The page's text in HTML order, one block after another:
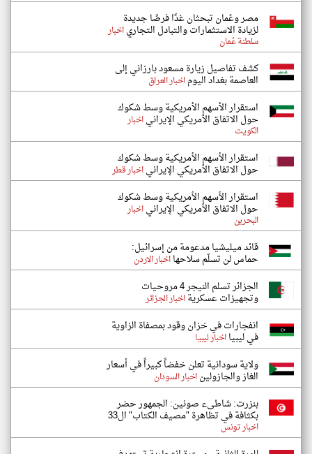
مصر وعُمان تبحثان غدًا فرصًا جديدة
لزيادة الاستثمارات والتبادل التجارياخبار
سلطنة عُمان
كشف تفاصيل زيارة مسعود بارزاني إلى
العاصمة بغداد اليوماخبار العراق
استقرار الأسهم الأمريكية وسط شكوك
حول الاتفاق الأمريكي الإيرانياخبار
الكويت
استقرار الأسهم الأمريكية وسط شكوك
حول الاتفاق الأمريكي الإيرانياخبار قطر
استقرار الأسهم الأمريكية وسط شكوك
حول الاتفاق الأمريكي الإيرانياخبار
البحرين
قائد ميليشيا مدعومة من إسرائيل:
حماس لن تسلّم سلاحهااخبار الاردن
الجزائر تسلم النيجر 4 مروحيات
وتجهيزات عسكريةاخبار الجزائر
انفجارات في خزان وقود بمصفاة الزاوية
في ليبيااخبار ليبيا
ولاية سودانية تعلن خفضاً كبيراً في أسعار
الغاز والجازوليناخبار السودان
بنزرت: شاطىء صونين: الجمهور حضر
بكثافة في تظاهرة "مصيف الكتاب" ال33
اخبار تونس